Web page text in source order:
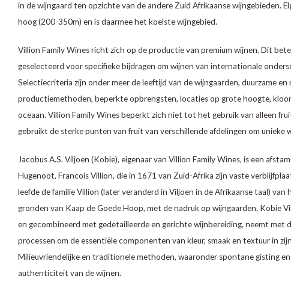
in de wijngaard ten opzichte van de andere Zuid Afrikaanse wijngebieden.
hoog (200-350m) en is daarmee het koelste wijngebied.
Villion Family Wines richt zich op de productie van premium wijnen. Dit
geselecteerd voor specifieke bijdragen om wijnen van internationale
Selectiecriteria zijn onder meer de leeftijd van de wijngaarden, duurzame
productiemethoden, beperkte opbrengsten, locaties op grote hoogte,
oceaan. Villion Family Wines beperkt zich niet tot het gebruik van alleen
gebruikt de sterke punten van fruit van verschillende afdelingen om unieke
Jacobus A.S. Viljoen (Kobie), eigenaar van Villion Family Wines, is een
Hugenoot, Francois Villion, die in 1671 van Zuid-Afrika zijn vaste
leefde de familie Villion (later veranderd in Viljoen in de Afrikaanse taal)
gronden van Kaap de Goede Hoop, met de nadruk op wijngaarden. Kobie
en gecombineerd met gedetailleerde en gerichte wijnbereiding, neemt met
processen om de essentiële componenten van kleur, smaak en textuur in
Milieuvriendelijke en traditionele methoden, waaronder spontane gisting
authenticiteit van de wijnen.